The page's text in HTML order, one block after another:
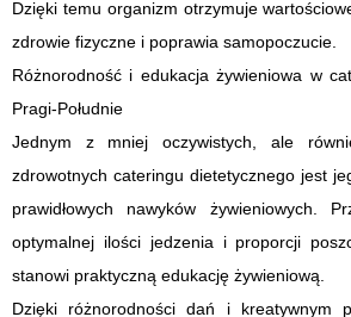
Dzięki temu organizm otrzymuje
zdrowie fizyczne i poprawia samopoczucie.
Różnorodność i edukacja żywieniowa w
Pragi-Południe
Jednym z mniej oczywistych, ale
zdrowotnych cateringu dietetycznego jest
prawidłowych nawyków żywieniowych.
optymalnej ilości jedzenia i proporcji
stanowi praktyczną edukację żywieniową.
Dzięki różnorodności dań i kreatywnym